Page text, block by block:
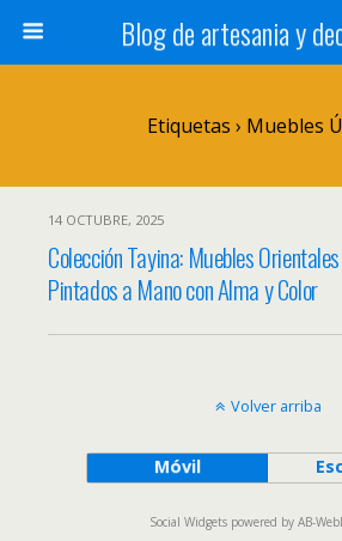
Blog de artesania y
Etiquetas › Muebles
14 OCTUBRE, 2025
Colección Tayina: Muebles Orientales
Pintados a Mano con Alma y Color
Volver arriba
Móvil
Social Widgets powered by AB-